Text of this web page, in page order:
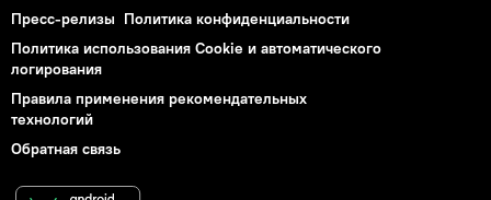
Пресс-релизы Политика конфиденциальности
Политика использования Cookie и автоматического
логирования
Правила применения рекомендательных
технологий
Обратная связь